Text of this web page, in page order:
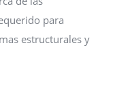
para
estructurales y